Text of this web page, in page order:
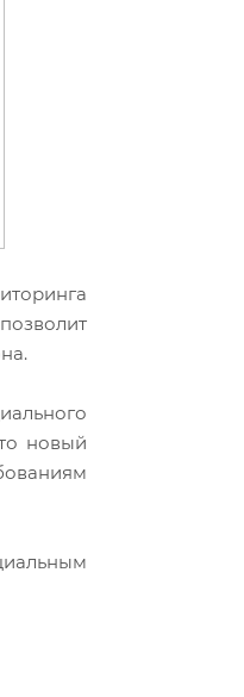
новый